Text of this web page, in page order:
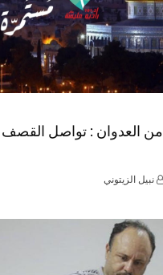
في اليوم 11 من العدوان : تواصل
نبيل الزيتوني